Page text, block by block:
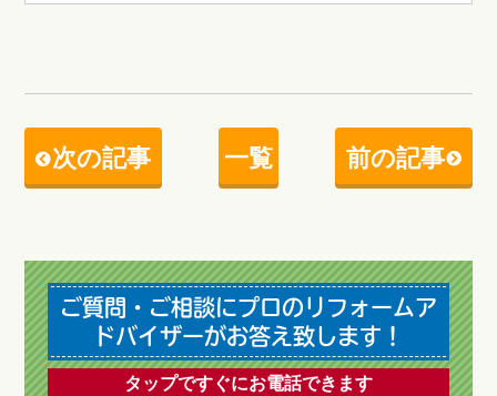
次の記事 一覧 前の記事
ご質問・ご相談にプロのリフォームア
ドバイザーがお答え致します！
タップですぐにお電話できます